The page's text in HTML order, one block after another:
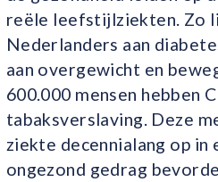
reële leefstijlziekten. Zo
Nederlanders aan
aan overgewicht en
600.000 mensen hebben
tabaksverslaving. Deze
ziekte decennialang op in
ongezond gedrag